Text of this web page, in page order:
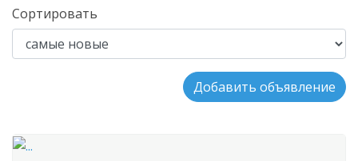
Сортировать
Добавить объявление